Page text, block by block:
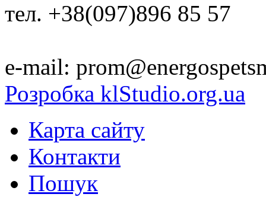
тел. +38(097)896 85 57
e-mail:
Розробка klStudio.org.ua
Карта сайту
Контакти
Пошук